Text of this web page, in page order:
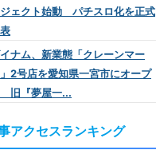
ェクト始動 パチスロ化を正式
ナム、新業態「クレーンマー
」2号店を愛知県一宮市にオープ
旧『夢屋一...
アクセスランキング